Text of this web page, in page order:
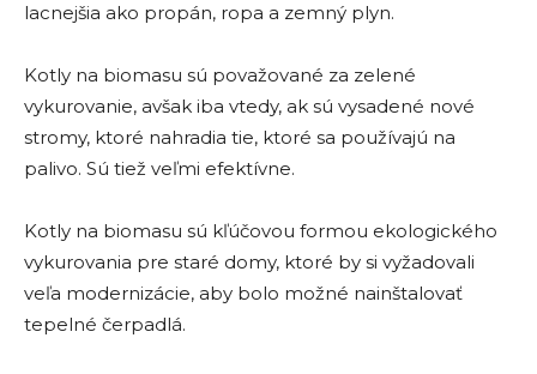
lacnejšia ako propán, ropa a zemný plyn.
Kotly na biomasu sú považované za zelené
vykurovanie, avšak iba vtedy, ak sú vysadené nové
stromy, ktoré nahradia tie, ktoré sa používajú na
palivo. Sú tiež veľmi efektívne.
Kotly na biomasu sú kľúčovou formou ekologického
vykurovania pre staré domy, ktoré by si vyžadovali
veľa modernizácie, aby bolo možné nainštalovať
tepelné čerpadlá.